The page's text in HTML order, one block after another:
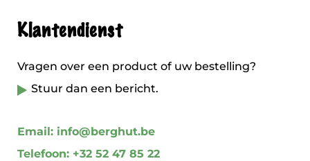
Klantendienst
Vragen over een product of uw bestelling?
Stuur dan een bericht.
Email: info@berghut.be
Telefoon: +32 52 47 85 22